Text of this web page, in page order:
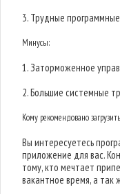
3. Трудные
Минусы:
1. Заторможенное
2. Большие системные
Кому рекомендовано
Вы интересуетесь
приложение для вас.
тому, кто мечтает
вакантное время, а так